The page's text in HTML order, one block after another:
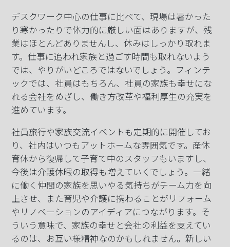
デスクワーク中心の仕事に比べて、現場は暑かった
り寒かったりで体力的に厳しい面はありますが、残
業はほとんどありませんし、休みはしっかり取れま
す。仕事に追われ家族と過ごす時間も取れないよう
では、やりがいどころではないでしょう。フィンテ
ックでは、社員はもちろん、社員の家族も幸せにな
れる会社をめざし、働き方改革や福利厚生の充実を
進めています。
社員旅行や家族交流イベントも定期的に開催してお
り、社内はいつもアットホームな雰囲気です。産休
育休から復帰して子育て中のスタッフもいますし、
今後は介護休暇の取得も増えていくでしょう。一緒
に働く仲間の家族を思いやる気持ちがチーム力を向
上させ、また育児や介護に携わることがリフォーム
やリノベーションのアイディアにつながります。そ
ういう意味で、家族の幸せと会社の利益を支えてい
るのは、お互い様精神なのかもしれません。新しい